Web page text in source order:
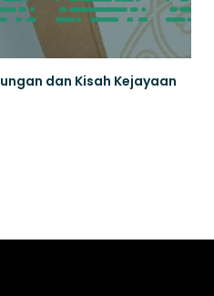
dan Kisah Kejayaan